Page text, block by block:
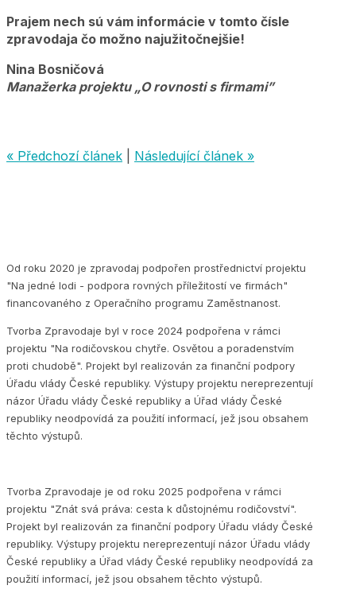
Prajem nech sú vám informácie v tomto čísle
zpravodaja čo možno najužitočnejšie!
Nina Bosničová
Manažerka projektu „O rovnosti s firmami”
« Předchozí článek Následující článek »
Od roku 2020 je zpravodaj podpořen prostřednictví projektu
"Na jedné lodi - podpora rovných příležitostí ve firmách"
financovaného z Operačního programu Zaměstnanost.
Tvorba Zpravodaje byl v roce 2024 podpořena v rámci
projektu "Na rodičovskou chytře. Osvětou a poradenstvím
proti chudobě". Projekt byl realizován za finanční podpory
Úřadu vlády České republiky. Výstupy projektu nereprezentují
názor Úřadu vlády České republiky a Úřad vlády České
republiky neodpovídá za použití informací, jež jsou obsahem
těchto výstupů.
Tvorba Zpravodaje je od roku 2025 podpořena v rámci
projektu "Znát svá práva: cesta k důstojnému rodičovství".
Projekt byl realizován za finanční podpory Úřadu vlády České
republiky. Výstupy projektu nereprezentují názor Úřadu vlády
České republiky a Úřad vlády České republiky neodpovídá za
použití informací, jež jsou obsahem těchto výstupů.